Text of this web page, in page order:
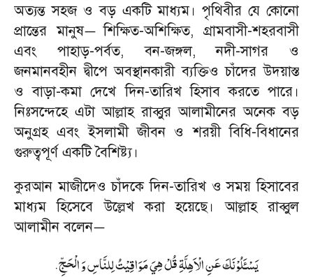
অত্যন্ত সহজ ও বড় একটি মাধ্যম। পৃথিবীর যে কোনো
প্রান্তের মানুষ— শিক্ষিত-অশিক্ষিত,গ্রামবাসী-শহরবাসী
এবং পাহাড়-পর্বত,বন-জঙ্গল,নদী-সাগর ও
জনমানবহীন দ্বীপে অবস্থানকারী ব্যক্তিও চাঁদের উদয়াস্ত
ও বাড়া-কমা দেখে দিন-তারিখ হিসাব করতে পারে।
নিঃসন্দেহে এটা আল্লাহ রাব্বুর আলামীনের অনেক বড়
অনুগ্রহ এবং ইসলামী জীবন ও শরয়ী বিধি-বিধানের
গুরুত্বপূর্ণ একটি বৈশিষ্ট্য।
কুরআন মাজীদেও চাঁদকে দিন-তারিখ ও সময় হিসাবের
মাধ্যম হিসেবে উল্লেখ করা হয়েছে। আল্লাহ রাব্বুল
আলামীন বলেন—
يَسْـَٔلُوْنَكَ عَنِ الْاَهِلَّةِ قُلْ هِيَ مَوَاقِيْتُ لِلنَّاسِ وَ الْحَجِّ.